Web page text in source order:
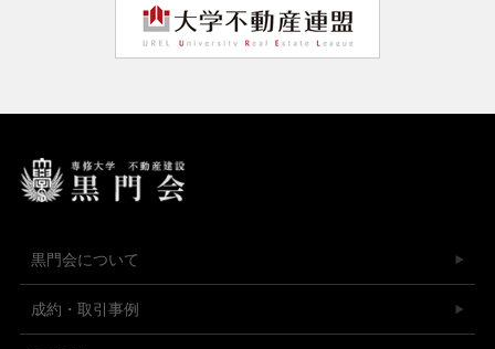
黒門会について
成約・取引事例